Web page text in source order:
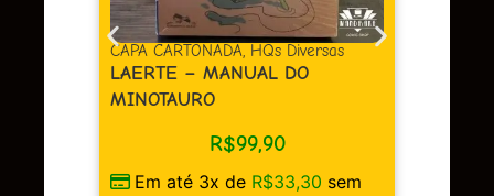
CAPA CARTONADA, HQs Diversas
LAERTE – MANUAL DO
MINOTAURO
R$99,90
Em até 3x de R$33,30 sem